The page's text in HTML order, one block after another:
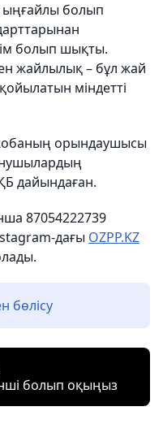
ыңғайлы болып
болып шықты.
жайлылық – бұл жай
міндетті
орындаушысы
дайындаған.
87054222739
дағы OZPP.KZ
бөлісу
болып оқыңыз